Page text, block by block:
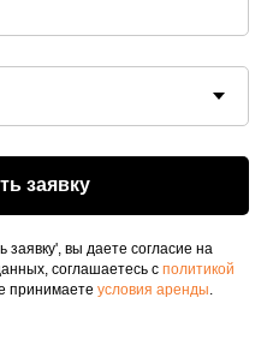
заявку
вы даете согласие на
соглашаетесь с политикой
принимаете условия аренды.
ул. Советская, 72В